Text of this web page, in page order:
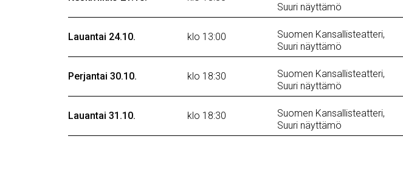
Suuri näyttämö
Lauantai 24.10. klo 13:00
Suomen Kansallisteatteri,
Suuri näyttämö
Perjantai 30.10. klo 18:30
Suomen Kansallisteatteri,
Suuri näyttämö
Lauantai 31.10. klo 18:30
Suomen Kansallisteatteri,
Suuri näyttämö